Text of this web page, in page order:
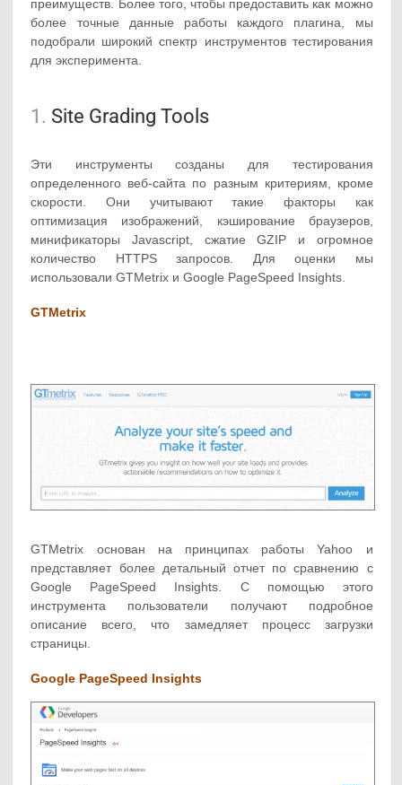
преимуществ. Более того, чтобы предоставить как можно
более точные данные работы каждого плагина, мы
подобрали широкий спектр инструментов тестирования
для эксперимента.
1. Site Grading Tools
Эти инструменты созданы для тестирования
определенного веб-сайта по разным критериям, кроме
скорости. Они учитывают такие факторы как
оптимизация изображений, кэширование браузеров,
минификаторы Javascript, сжатие GZIP и огромное
количество HTTPS запросов. Для оценки мы
использовали GTMetrix и Google PageSpeed Insights.
GTMetrix
GTMetrix основан на принципах работы Yahoo и
представляет более детальный отчет по сравнению с
Google PageSpeed Insights. С помощью этого
инструмента пользователи получают подробное
описание всего, что замедляет процесс загрузки
страницы.
Google PageSpeed Insights